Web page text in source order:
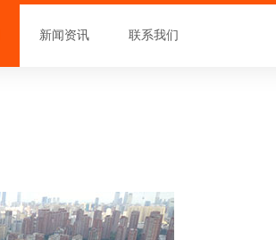
新闻资讯 联系我们